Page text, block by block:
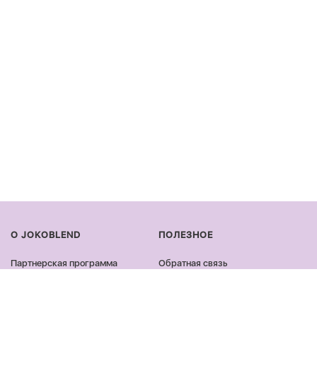
О JOKOBLEND
Партнерская программа
ПОЛЕЗНОЕ
Обратная связь